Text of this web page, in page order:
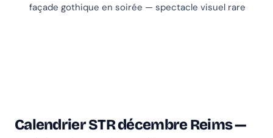
façade gothique en soirée — spectacle visuel rare
Calendrier STR décembre Reims —